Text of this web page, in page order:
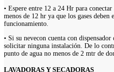
• Espere entre 12 a 24 Hr para
menos de 12 hr ya que los gases deben
funcionamiento.
• Si su nevecon cuenta con
solicitar ninguna instalación. De lo
punto de agua no menos de 2 mtr de
LAVADORAS Y SECADORAS